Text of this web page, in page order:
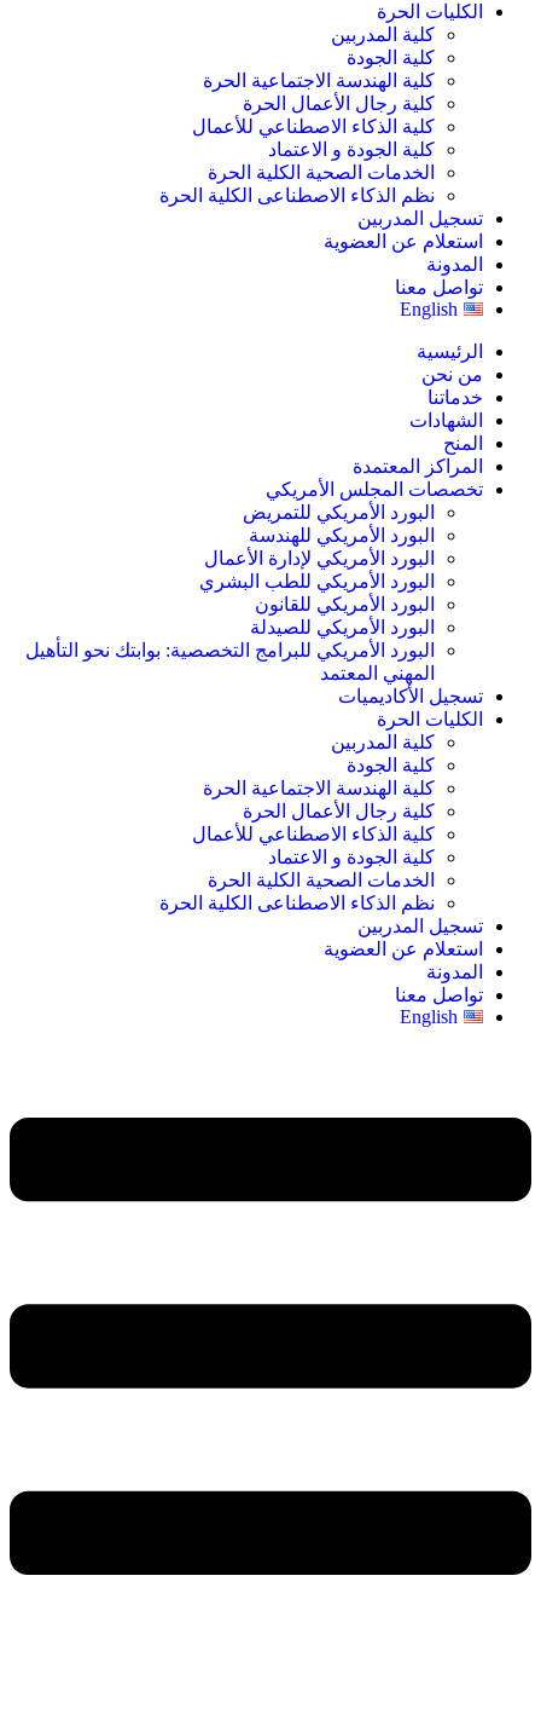
الكليات الحرة
كلية المدربين
كلية الجودة
كلية الهندسة الاجتماعية الحرة
كلية رجال الأعمال الحرة
كلية الذكاء الاصطناعي للأعمال
كلية الجودة و الاعتماد
الخدمات الصحية الكلية الحرة
نظم الذكاء الاصطناعى الكلية الحرة
تسجيل المدربين
استعلام عن العضوية
المدونة
تواصل معنا
English
الرئيسية
من نحن
خدماتنا
الشهادات
المنح
المراكز المعتمدة
تخصصات المجلس الأمريكي
البورد الأمريكي للتمريض
البورد الأمريكي للهندسة
البورد الأمريكي لإدارة الأعمال
البورد الأمريكي للطب البشري
البورد الأمريكي للقانون
البورد الأمريكي للصيدلة
البورد الأمريكي للبرامج التخصصية: بوابتك نحو التأهيل
المهني المعتمد
تسجيل الأكاديميات
الكليات الحرة
كلية المدربين
كلية الجودة
كلية الهندسة الاجتماعية الحرة
كلية رجال الأعمال الحرة
كلية الذكاء الاصطناعي للأعمال
كلية الجودة و الاعتماد
الخدمات الصحية الكلية الحرة
نظم الذكاء الاصطناعى الكلية الحرة
تسجيل المدربين
استعلام عن العضوية
المدونة
تواصل معنا
English